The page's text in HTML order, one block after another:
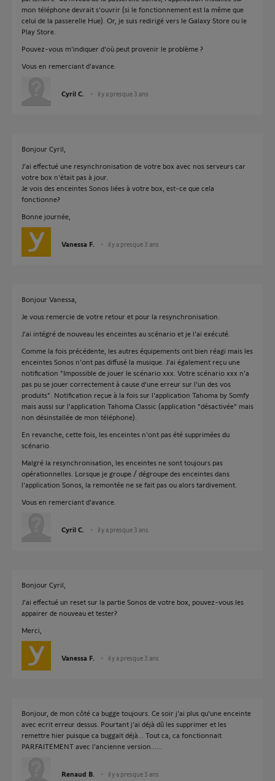
mon téléphone devrait s'ouvrir (si le fonctionnement est la même que
celui de la passerelle Hue). Or, je suis redirigé vers le Galaxy Store ou le
Play Store.
Pouvez-vous m'indiquer d'où peut provenir le problème ?
Vous en remerciant d'avance.
Cyril C. il y a presque 3 ans
Bonjour Cyril,
J'ai effectué une resynchronisation de votre box avec nos serveurs car
votre box n'était pas à jour.
Je vois des enceintes Sonos liées à votre box, est-ce que cela
fonctionne?
Bonne journée,
Vanessa F. il y a presque 3 ans
Bonjour Vanessa,
Je vous remercie de votre retour et pour la resynchronisation.
J'ai intégré de nouveau les enceintes au scénario et je l'ai exécuté.
Comme la fois précédente, les autres équipements ont bien réagi mais les
enceintes Sonos n'ont pas diffusé la musique. J'ai également reçu une
notification "Impossible de jouer le scénario xxx. Votre scénario xxx n'a
pas pu se jouer correctement à cause d'une erreur sur l'un des vos
produits". Notification reçue à la fois sur l'application Tahoma by Somfy
mais aussi sur l'application Tahoma Classic (application "désactivée" mais
non désinstallée de mon téléphone).
En revanche, cette fois, les enceintes n'ont pas été supprimées du
scénario.
Malgré la resynchronisation, les enceintes ne sont toujours pas
opérationnelles. Lorsque je groupe / dégroupe des enceintes dans
l'application Sonos, la remontée ne se fait pas ou alors tardivement.
Vous en remerciant d'avance.
Cyril C. il y a presque 3 ans
Bonjour Cyril,
J'ai effectué un reset sur la partie Sonos de votre box, pouvez-vous les
appairer de nouveau et tester?
Merci,
Vanessa F. il y a presque 3 ans
Bonjour, de mon côté ca bugge toujours. Ce soir j'ai plus qu'une enceinte
avec ecrit erreur dessus. Pourtant j'ai déjà dû les supprimer et les
remettre hier puisque ca buggait déjà... Tout ca, ca fonctionnait
PARFAITEMENT avec l'ancienne version......
Renaud B. il y a presque 3 ans